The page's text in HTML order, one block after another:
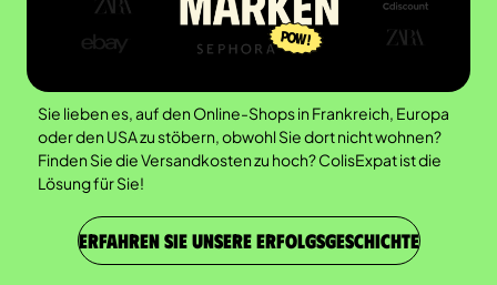
Sie lieben es, auf den Online-Shops in Frankreich, Europa
oder den USA zu stöbern, obwohl Sie dort nicht wohnen?
Finden Sie die Versandkosten zu hoch? ColisExpat ist die
Lösung für Sie!
ERFAHREN SIE UNSERE ERFOLGSGESCHICHTE